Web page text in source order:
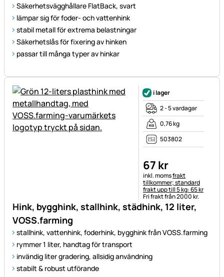
Säkerhetsvägghållare FlatBack, svart
lämpar sig för foder- och vattenhink
stabil metall för extrema belastningar
Säkerhetslås för fixering av hinken
passar till många typer av hinkar
Hink, bygghink, stallhink, städhink, 12 liter,
VOSS.farming
stallhink, vattenhink, foderhink, bygghink från VOSS.farming
rymmer 1 liter, handtag för transport
invändig liter gradering, allsidig användning
stabilt & robust utförande
i lager
2 - 5 vardagar
0,76 kg
503802
67 kr
Skatteinformation:
inkl. momsfrakt
tillkommer; standard
frakt upp till 5 kg: 65 kr
Fri frakt från 2000 kr.